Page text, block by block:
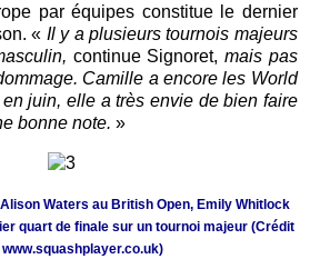
par équipes constitue le dernier
« Il y a plusieurs tournois majeurs
continue Signoret, mais pas
Camille a encore les World
juin, elle a très envie de bien faire
bonne note. »
Waters au British Open, Emily Whitlock
quart de finale sur un tournoi majeur (Crédit
www.squashplayer.co.uk)